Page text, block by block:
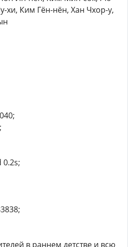
хи, Ким Гён-нён, Хан Чхор-у,
в раннем детстве и всю